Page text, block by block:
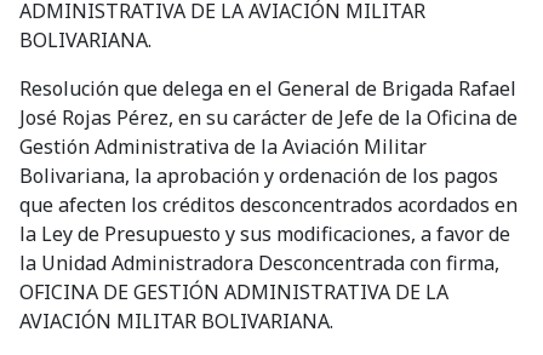
ADMINISTRATIVA DE LA AVIACIÓN MILITAR
BOLIVARIANA.
Resolución que delega en el General de Brigada Rafael
José Rojas Pérez, en su carácter de Jefe de la Oficina de
Gestión Administrativa de la Aviación Militar
Bolivariana, la aprobación y ordenación de los pagos
que afecten los créditos desconcentrados acordados en
la Ley de Presupuesto y sus modificaciones, a favor de
la Unidad Administradora Desconcentrada con firma,
OFICINA DE GESTIÓN ADMINISTRATIVA DE LA
AVIACIÓN MILITAR BOLIVARIANA.